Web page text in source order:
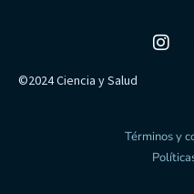
©2024 Ciencia y Salud
Términos y